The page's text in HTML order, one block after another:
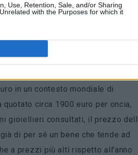
Use, Retention, Sale, and/or Sharing
with the Purposes for which it
farlo”, anche se, in effetti, il
incremento del valore dei
di quasi il 40%, spinto da
in un contesto mondiale di
circa 1900 euro per oncia,
gioiellieri consultati, il prezzo
di per sé un bene che tende ad
a prezzi più alti rispetto all’anno